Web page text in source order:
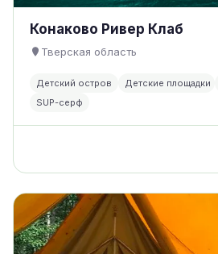
Конаково Ривер Клаб
Тверская область
Детский остров Детские площадки
SUP-серф